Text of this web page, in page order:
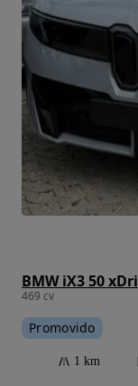
BMW iX3 50
469 cv
Promovido
1 km